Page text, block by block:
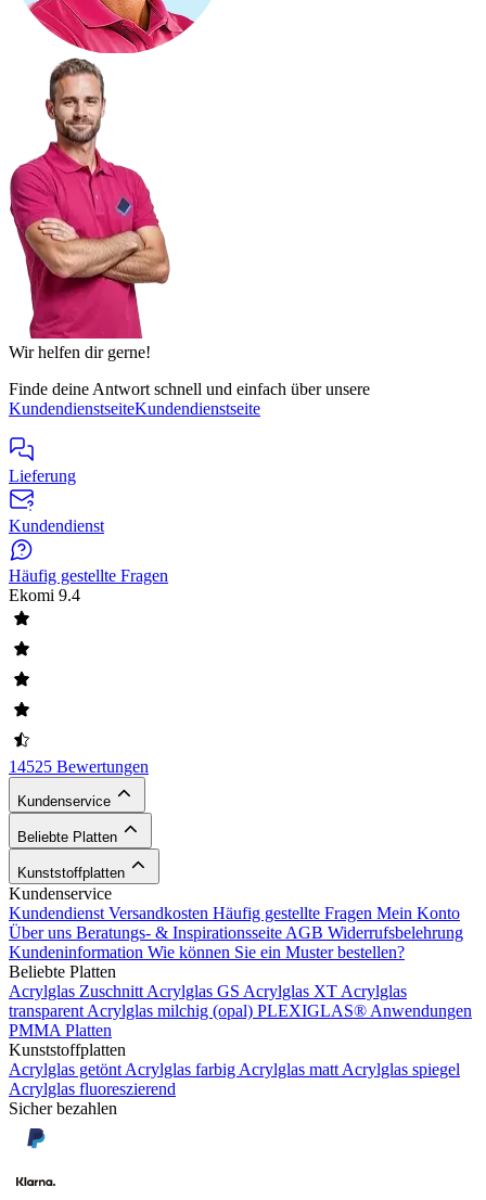
Wir helfen dir gerne!
Finde deine Antwort schnell und einfach über unsere
KundendienstseiteKundendienstseite
Lieferung
Kundendienst
Häufig gestellte Fragen
Ekomi 9.4
14525 Bewertungen
Kundenservice
Beliebte Platten
Kunststoffplatten
Kundenservice
Kundendienst Versandkosten Häufig gestellte Fragen Mein Konto
Über uns Beratungs- & Inspirationsseite AGB Widerrufsbelehrung
Kundeninformation Wie können Sie ein Muster bestellen?
Beliebte Platten
Acrylglas Zuschnitt Acrylglas GS Acrylglas XT Acrylglas
transparent Acrylglas milchig (opal) PLEXIGLAS® Anwendungen
PMMA Platten
Kunststoffplatten
Acrylglas getönt Acrylglas farbig Acrylglas matt Acrylglas spiegel
Acrylglas fluoreszierend
Sicher bezahlen